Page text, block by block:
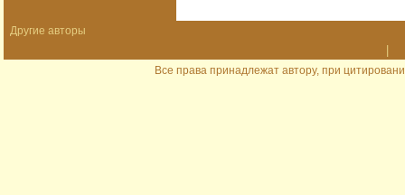
Другие авторы
Все права принадлежат автору, при